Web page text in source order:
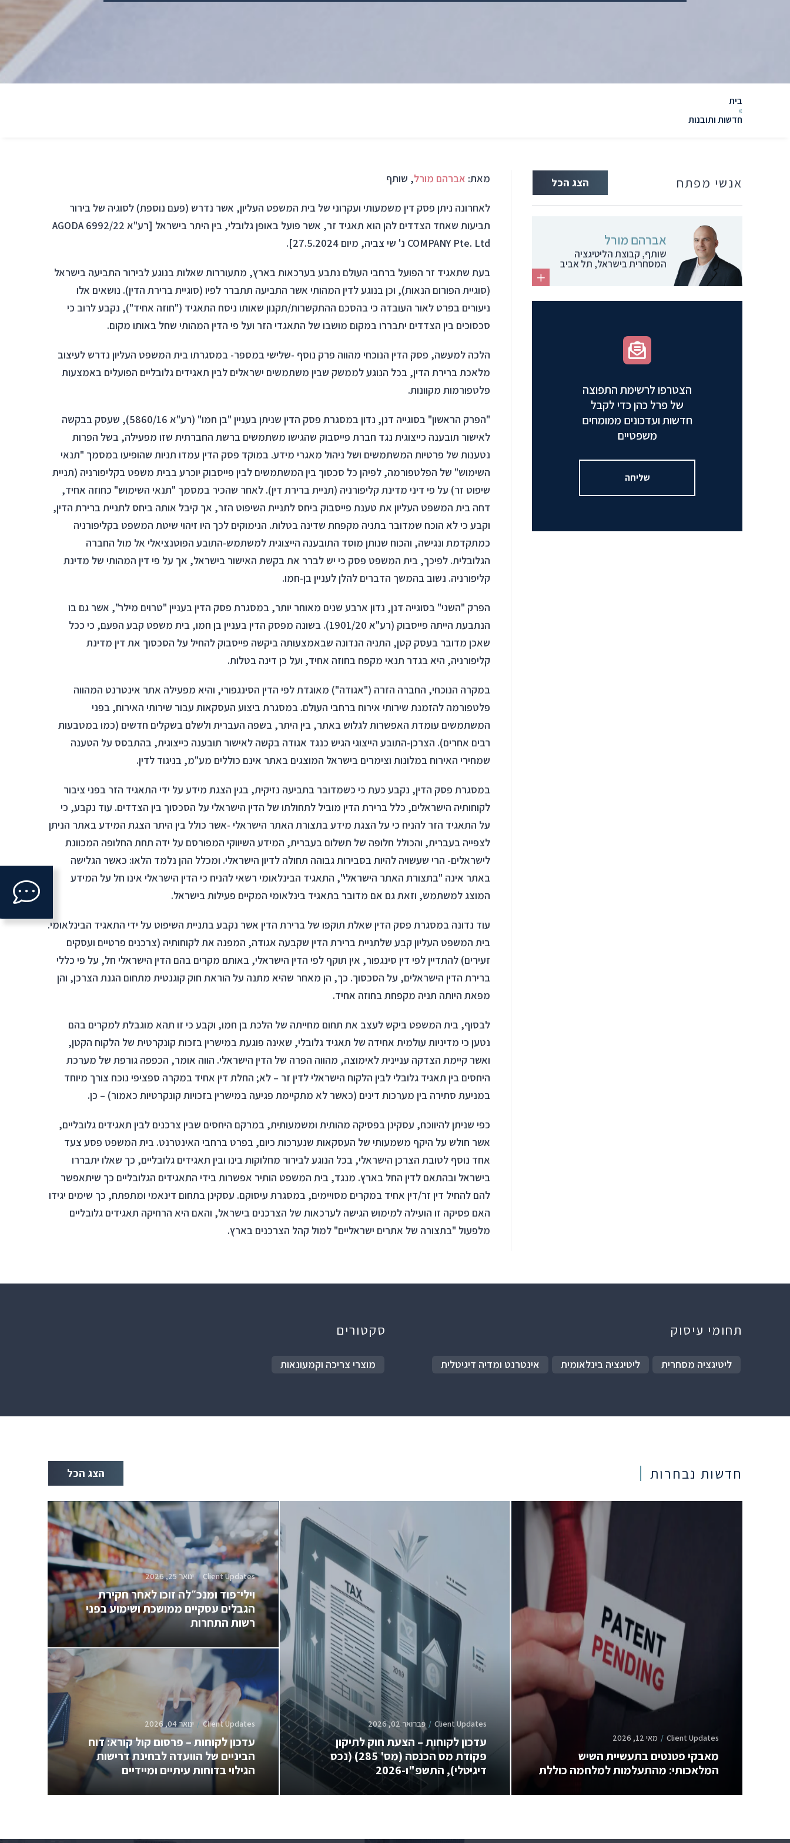
to
בית
»
חדשות ותובנות
מאת: אברהם מורל, שותף
לאחרונה ניתן פסק דין משמעותי ועקרוני של בית המשפט העליון, אשר נדרש (פעם נוספת) לסוגיה של בירור
תביעות שאחד הצדדים להן הוא תאגיד זר, אשר פועל באופן גלובלי, בין היתר בישראל [רע"א 6992/22 AGODA
COMPANY Pte. Ltd נ' שי צביה, מיום 27.5.2024].
בעת שתאגיד זר הפועל ברחבי העולם נתבע בערכאות בארץ, מתעוררות שאלות בנוגע לבירור התביעה בישראל
(סוגיית הפורום הנאות), וכן בנוגע לדין המהותי אשר התביעה תתברר לפיו (סוגיית ברירת הדין). נושאים אלו
ניעורים בפרט לאור העובדה כי בהסכם ההתקשרות/תקנון שאותו ניסח התאגיד ("חוזה אחיד"), נקבע לרוב כי
סכסוכים בין הצדדים יתבררו במקום מושבו של התאגדי הזר ועל פי הדין המהותי שחל באותו מקום.
הלכה למעשה, פסק הדין הנוכחי מהווה פרק נוסף -שלישי במספר- במסגרתו בית המשפט העליון נדרש לעיצוב
מלאכת ברירת הדין, בכל הנוגע לממשק שבין משתמשים ישראלים לבין תאגידים גלובליים הפועלים באמצעות
פלטפורמות מקוונות.
"הפרק הראשון" בסוגייה דנן, נדון במסגרת פסק הדין שניתן בעניין "בן חמו" (רע"א 5860/16), שעסק בבקשה
לאישור תובענה כייצוגית נגד חברת פייסבוק שהגישו משתמשים ברשת החברתית שזו מפעילה, בשל הפרות
נטענות של פרטיות המשתמשים ושל ניהול מאגרי מידע. במוקד פסק הדין עמדו תניות שהופיעו במסמך "תנאי
השימוש" של הפלטפורמה, לפיהן כל סכסוך בין המשתמשים לבין פייסבוק יוכרע בבית משפט בקליפורניה (תניית
שיפוט זר) על פי דיני מדינת קליפורניה (תניית ברירת דין). לאחר שהכיר במסמך "תנאי השימוש" כחוזה אחיד,
דחה בית המשפט העליון את טענת פייסבוק ביחס לתניית השיפוט הזר, אך קיבל אותה ביחס לתניית ברירת הדין,
וקבע כי לא הוכח שמדובר בתניה מקפחת שדינה בטלות. הנימוקים לכך היו זיהוי שיטת המשפט בקליפורניה
כמתקדמת ונגישה, והכוח שנותן מוסד התובענה הייצוגית למשתמש-התובע הפוטנציאלי אל מול החברה
הגלובלית. לפיכך, בית המשפט פסק כי יש לברר את בקשת האישור בישראל, אך על פי דין המהותי של מדינת
קליפורניה. נשוב בהמשך הדברים להלן לעניין בן-חמו.
הפרק "השני" בסוגייה דנן, נדון ארבע שנים מאוחר יותר, במסגרת פסק הדין בעניין "טרוים מילר", אשר גם בו
הנתבעת הייתה פייסבוק (רע"א 1901/20). בשונה מפסק הדין בעניין בן חמו, בית משפט קבע הפעם, כי ככל
שאכן מדובר בעסק קטן, התניה הנדונה שבאמצעותה ביקשה פייסבוק להחיל על הסכסוך את דין מדינת
קליפורניה, היא בגדר תנאי מקפח בחוזה אחיד, ועל כן דינה בטלות.
במקרה הנוכחי, החברה הזרה ("אגודה") מאוגדת לפי הדין הסינגפורי, והיא מפעילה אתר אינטרנט המהווה
פלטפורמה להזמנת שירותי אירוח ברחבי העולם. במסגרת ביצוע העסקאות עבור שירותי האירוח, בפני
המשתמשים עומדת האפשרות לגלוש באתר, בין היתר, בשפה העברית ולשלם בשקלים חדשים (כמו במטבעות
רבים אחרים). הצרכן-התובע הייצוגי הגיש כנגד אגודה בקשה לאישור תובענה כייצוגית, בהתבסס על הטענה
שמחירי האירוח במלונות וצימרים בישראל המוצגים באתר אינם כוללים מע"מ, בניגוד לדין.
במסגרת פסק הדין, נקבע כעת כי כשמדובר בתביעה נזיקית, בגין הצגת מידע על ידי התאגיד הזר בפני ציבור
לקוחותיה הישראלים, כלל ברירת הדין מוביל לתחולתו של הדין הישראלי על הסכסוך בין הצדדים. עוד נקבע, כי
על התאגיד הזר להניח כי על הצגת מידע בתצורת האתר הישראלי -אשר כולל בין היתר הצגת המידע באתר הניתן
לצפייה בעברית, והכולל חלופה של תשלום בעברית, המידע השיווקי המפורסם על ידה תחת החלופה המכוונת
לישראלים- הרי שעשויה להיות בסבירות גבוהה תחולה לדיון הישראלי. ומכלל ההן נלמד הלאו: כאשר הגלישה
באתר אינה "בתצורת האתר הישראלי", התאגיד הבינלאומי רשאי להניח כי הדין הישראלי אינו חל על המידע
המוצג למשתמש, וזאת גם אם מדובר בתאגיד בינלאומי המקיים פעילות בישראל.
עוד נדונה במסגרת פסק הדין שאלת תוקפו של ברירת הדין אשר נקבע בתניית השיפוט על ידי התאגיד הבינלאומי.
בית המשפט העליון קבע שלתניית ברירת הדין שקבעה אגודה, המפנה את לקוחותיה (צרכנים פרטיים ועסקים
זעירים) להתדיין לפי דין סינגפור, אין תוקף לפי הדין הישראלי, באותם מקרים בהם הדין הישראלי חל, על פי כללי
ברירת הדין הישראלים, על הסכסוך. כך, הן מאחר שהיא מתנה על הוראת חוק קוגנטית מתחום הגנת הצרכן, והן
מפאת היותה תניה מקפחת בחוזה אחיד.
לבסוף, בית המשפט ביקש לעצב את תחום מחייתה של הלכת בן חמו, וקבע כי זו תהא מוגבלת למקרים בהם
נטען כי מדיניות עולמית אחידה של תאגיד גלובלי, שאינה פוגעת במישרין בזכות קונקרטית של הלקוח הקטן,
ואשר קיימת הצדקה עניינית לאימוצה, מהווה הפרה של הדין הישראלי. הווה אומר, הכפפה גורפת של מערכת
היחסים בין תאגיד גלובלי לבין הלקוח הישראלי לדין זר – לא; החלת דין אחיד במקרה ספציפי נוכח צורך מיוחד
במניעת סתירה בין מערכות דינים (כאשר לא מתקיימת פגיעה במישרין בזכויות קונקרטיות כאמור) – כן.
כפי שניתן להיווכח, עסקינן בפסיקה מהותית ומשמעותית, במרקם היחסים שבין צרכנים לבין תאגידים גלובליים,
אשר חולש על היקף משמעותי של העסקאות שנערכות כיום, בפרט ברחבי האינטרנט. בית המשפט פסע צעד
אחד נוסף לטובת הצרכן הישראלי, בכל הנוגע לבירור מחלוקות בינו ובין תאגידים גלובליים, כך שאלו יתבררו
בישראל ובהתאם לדין החל בארץ. מנגד, בית המשפט הותיר אפשרות בידי התאגידים הגלובליים כך שיתאפשר
להם להחיל דין זר/דין אחיד במקרים מסויימים, במסגרת עיסוקם. עסקינן בתחום דינאמי ומתפתח, כך שימים יגידו
האם פסיקה זו הועילה למימוש הגישה לערכאות של הצרכנים בישראל, והאם היא הרחיקה תאגידים גלובליים
מלפעול "בתצורה של אתרים ישראליים" למול קהל הצרכנים בארץ.
אנשי מפתח הצג הכל
אברהם מורל
שותף, קבוצת הליטיגציה
המסחרית בישראל, תל אביב
הצטרפו לרשימת התפוצה
של פרל כהן כדי לקבל
חדשות ועדכונים ממומחים
משפטיים
שליחה
תחומי עיסוק
ליטיגציה מסחרית ליטיגציה בינלאומית אינטרנט ומדיה דיגיטלית
סקטורים
מוצרי צריכה וקמעונאות
חדשות נבחרות הצג הכל
מאבקי פטנטים בתעשיית השיש
המלאכותי: מהתעלמות למלחמה כוללת
Client Updates מאי 12, 2026
עדכון לקוחות – הצעת חוק לתיקון
פקודת מס הכנסה (מס' 285) (נכס
דיגיטלי), התשפ"ו-2026
Client Updates פברואר 02, 2026
וילי־פוד ומנכ״לה זוכו לאחר חקירת
הגבלים עסקיים ממושכת ושימוע בפני
רשות התחרות
Client Updates ינואר 25, 2026
עדכון לקוחות – פרסום קול קורא: דוח
הביניים של הוועדה לבחינת דרישות
הגילוי בדוחות עיתיים ומיידיים
Client Updates ינואר 04, 2026